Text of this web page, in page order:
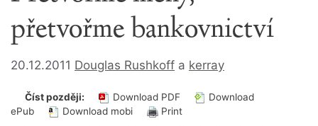
přetvořme bankovnictví
20.12.2011 Douglas Rushkoff a kerray
Číst později: Download PDF
Download
ePub
Download mobi Print